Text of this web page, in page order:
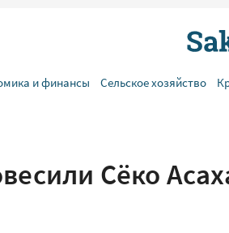
и финансы Сельское хозяйство
Сёко